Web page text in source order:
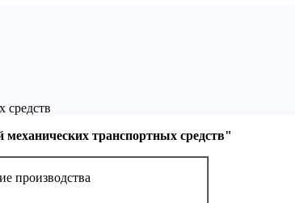
средств
транспортных средств"
производства